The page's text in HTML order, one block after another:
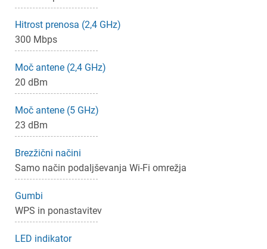
Hitrost prenosa (2,4 GHz)
300 Mbps
Moč antene (2,4 GHz)
20 dBm
Moč antene (5 GHz)
23 dBm
Brezžični načini
Samo način podaljševanja Wi-Fi omrežja
Gumbi
WPS in ponastavitev
LED indikator
Prijava
Za dodajanje na seznam želja morate biti prijavljeni.
Prekliči